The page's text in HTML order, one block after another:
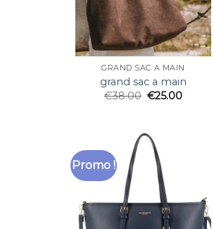
GRAND SAC A MAIN
grand sac a main
€38.00 €25.00
Promo !